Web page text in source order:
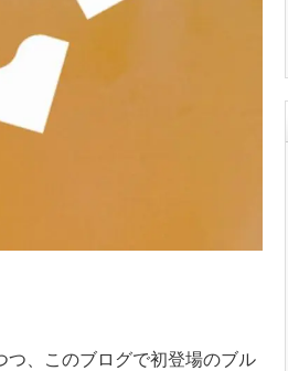
つ、このブログで初登場のブル